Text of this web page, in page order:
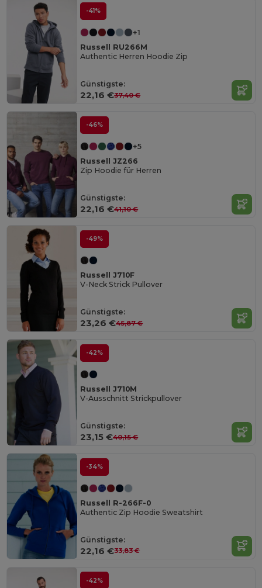
-41%
+1
Russell RU266M
Authentic Herren Hoodie Zip
Günstigste:
22,16 €37,40 €
-46%
+5
Russell JZ266
Zip Hoodie für Herren
Günstigste:
22,16 €41,10 €
-49%
Russell J710F
V-Neck Strick Pullover
Günstigste:
23,26 €45,87 €
-42%
Russell J710M
V-Ausschnitt Strickpullover
Günstigste:
23,15 €40,15 €
-34%
Russell R-266F-0
Authentic Zip Hoodie Sweatshirt
Günstigste:
22,16 €33,83 €
-42%